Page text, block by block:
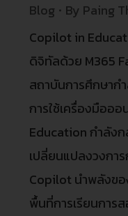
Blog By Paing
Copilot in
ดิจิทัลด้วย M365
สถาบันการศึกษาก
การใช้เครื่องมืออ
Education กำลัง
เปลี่ยนแปลงวงกา
Copilot นำพลังข
พื้นที่การเรียนการ